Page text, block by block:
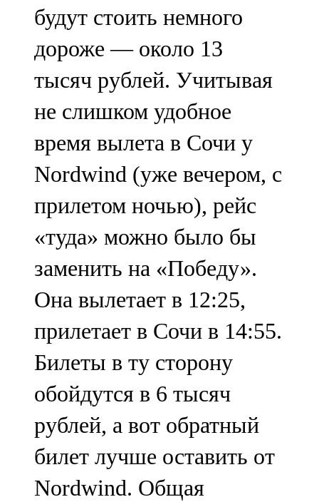
будут стоить немного
дороже — около 13
тысяч рублей. Учитывая
не слишком удобное
время вылета в Сочи у
Nordwind (уже вечером, с
прилетом ночью), рейс
«туда» можно было бы
заменить на «Победу».
Она вылетает в 12:25,
прилетает в Сочи в 14:55.
Билеты в ту сторону
обойдутся в 6 тысяч
рублей, а вот обратный
билет лучше оставить от
Nordwind. Общая